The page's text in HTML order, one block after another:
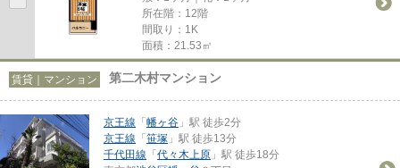
所在階：12階
間取り：1K
面積：21.53㎡
賃貸｜マンション 第二木村マンション
京王線 「幡ヶ谷 」駅 徒歩2分
京王線 「笹塚 」駅 徒歩13分
千代田線 「代々木上原 」駅 徒歩18分